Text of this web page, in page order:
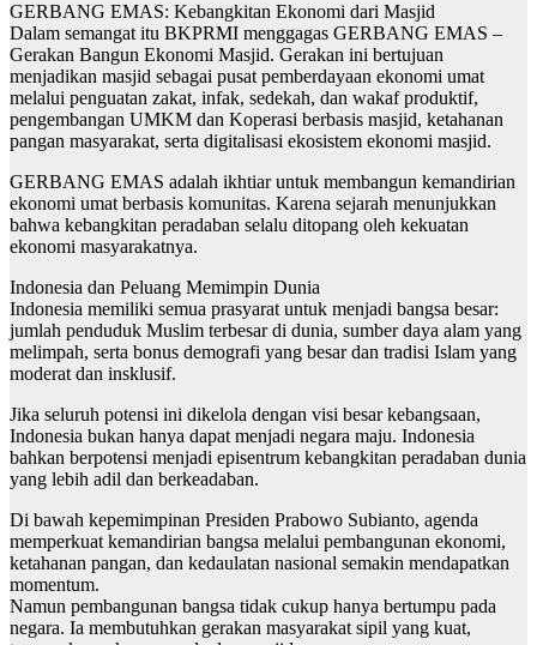
GERBANG EMAS: Kebangkitan Ekonomi dari Masjid
Dalam semangat itu BKPRMI menggagas GERBANG EMAS –
Gerakan Bangun Ekonomi Masjid. Gerakan ini bertujuan
menjadikan masjid sebagai pusat pemberdayaan ekonomi umat
melalui penguatan zakat, infak, sedekah, dan wakaf produktif,
pengembangan UMKM dan Koperasi berbasis masjid, ketahanan
pangan masyarakat, serta digitalisasi ekosistem ekonomi masjid.
GERBANG EMAS adalah ikhtiar untuk membangun kemandirian
ekonomi umat berbasis komunitas. Karena sejarah menunjukkan
bahwa kebangkitan peradaban selalu ditopang oleh kekuatan
ekonomi masyarakatnya.
Indonesia dan Peluang Memimpin Dunia
Indonesia memiliki semua prasyarat untuk menjadi bangsa besar:
jumlah penduduk Muslim terbesar di dunia, sumber daya alam yang
melimpah, serta bonus demografi yang besar dan tradisi Islam yang
moderat dan insklusif.
Jika seluruh potensi ini dikelola dengan visi besar kebangsaan,
Indonesia bukan hanya dapat menjadi negara maju. Indonesia
bahkan berpotensi menjadi episentrum kebangkitan peradaban dunia
yang lebih adil dan berkeadaban.
Di bawah kepemimpinan Presiden Prabowo Subianto, agenda
memperkuat kemandirian bangsa melalui pembangunan ekonomi,
ketahanan pangan, dan kedaulatan nasional semakin mendapatkan
momentum.
Namun pembangunan bangsa tidak cukup hanya bertumpu pada
negara. Ia membutuhkan gerakan masyarakat sipil yang kuat,